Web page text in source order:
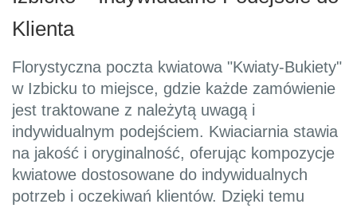
Klienta
Florystyczna poczta kwiatowa "Kwiaty-Bukiety"
w Izbicku to miejsce, gdzie każde zamówienie
jest traktowane z należytą uwagą i
indywidualnym podejściem. Kwiaciarnia stawia
na jakość i oryginalność, oferując kompozycje
kwiatowe dostosowane do indywidualnych
potrzeb i oczekiwań klientów. Dzięki temu